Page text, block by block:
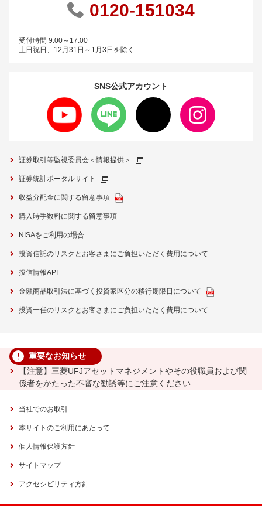
0120-151034
受付時間 9:00～17:00
土日祝日、12月31日～1月3日を除く
SNS公式アカウント
証券取引等監視委員会＜情報提供＞
証券統計ポータルサイト
収益分配金に関する留意事項
購入時手数料に関する留意事項
NISAをご利用の場合
投資信託のリスクとお客さまにご負担いただく費用について
投信情報API
金融商品取引法に基づく投資家区分の移行期限日について
投資一任のリスクとお客さまにご負担いただく費用について
重要なお知らせ
【注意】三菱UFJアセットマネジメントやその役職員および関
係者をかたった不審な勧誘等にご注意ください
当社でのお取引
本サイトのご利用にあたって
個人情報保護方針
サイトマップ
アクセシビリティ方針